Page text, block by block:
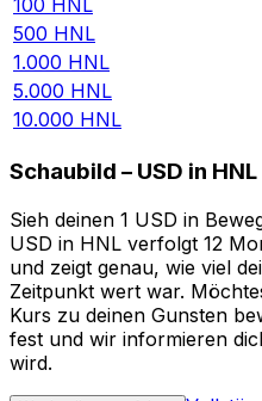
100 HNL
500 HNL
1.000 HNL
5.000 HNL
10.000 HNL
Schaubild – USD in HNL
Sieh deinen 1 USD in
USD in HNL verfolgt 12
und zeigt genau, wie viel
Zeitpunkt wert war.
Kurs zu deinen Gunsten
fest und wir informieren
wird.